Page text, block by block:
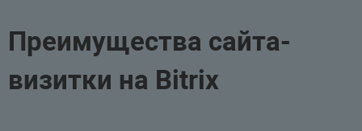
Преимущества сайта-
визитки на Bitrix